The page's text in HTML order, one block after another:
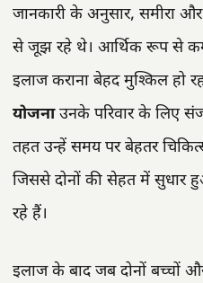
जानकारी के अनुसार, समीरा
से जूझ रहे थे। आर्थिक रूप से
इलाज कराना बेहद मुश्किल हो
योजनाउनके परिवार के लिए
तहत उन्हें समय पर बेहतर
जिससे दोनों की सेहत में सुधार
रहे हैं।
इलाज के बाद जब दोनों बच्चों